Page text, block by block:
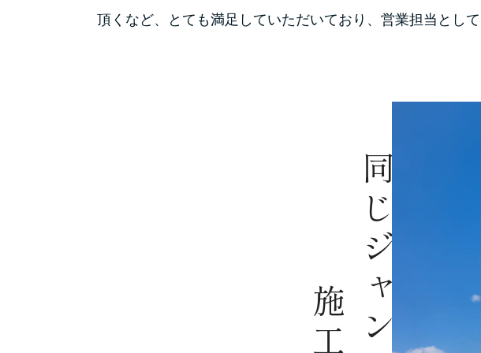
頂くなど、とても満足していただいており、営業担当とし
同じジャンルの